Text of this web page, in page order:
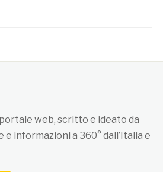
web, scritto e ideato da
informazioni a 360° dall’Italia e